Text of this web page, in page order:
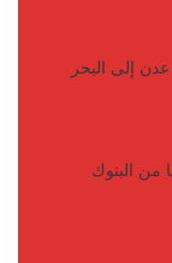
إلى البحر
من البنوك